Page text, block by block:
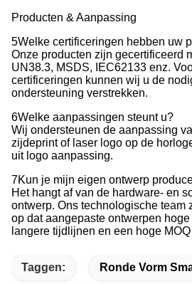
Producten & Aanpassing
5Welke certificeringen hebben uw
Onze producten zijn gecertificeerd
UN38.3, MSDS, IEC62133 enz.
certificeringen kunnen wij u de
ondersteuning verstrekken.
6Welke aanpassingen steunt u?
Wij ondersteunen de aanpassing
zijdeprint of laser logo op de
uit logo aanpassing.
7Kun je mijn eigen ontwerp
Het hangt af van de hardware- en
ontwerp. Ons technologische team
op dat aangepaste ontwerpen
langere tijdlijnen en een hoge
Taggen: Ronde Vorm